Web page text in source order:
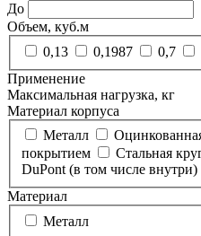
До
Объем, куб.м
0,13
0,1987 0,7
Применение
Максимальная нагрузка, кг
Материал корпуса
Металл
покрытием
Стальная
DuPont (в том числе внутри)
Материал
Металл